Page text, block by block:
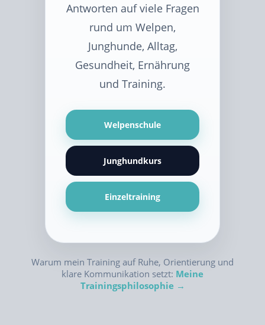
Antworten auf viele Fragen
rund um Welpen,
Junghunde, Alltag,
Gesundheit, Ernährung
und Training.
Welpenschule
Junghundkurs
Einzeltraining
Warum mein Training auf Ruhe, Orientierung und
klare Kommunikation setzt: Meine
Trainingsphilosophie →